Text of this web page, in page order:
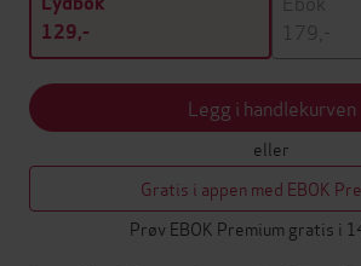
129,-
179,-
Legg i handlekurven
eller
Gratis i appen med EBOK
Prøv EBOK Premium gratis i